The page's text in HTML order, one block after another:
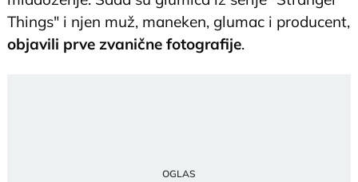
Things" i njen muž, maneken, glumac i producent,
objavili prve zvanične fotografije.